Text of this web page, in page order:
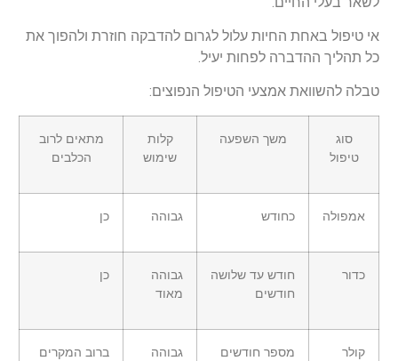
אי טיפול באחת החיות עלול לגרום להדבקה חוזרת ולהפוך את
כל תהליך ההדברה לפחות יעיל.
טבלה להשוואת אמצעי הטיפול הנפוצים:
סוג
טיפול
משך השפעה
קלות
שימוש
מתאים לרוב
הכלבים
אמפולה כחודש גבוהה כן
כדור
חודש עד שלושה
חודשים
גבוהה
מאוד
כן
קולר מספר חודשים גבוהה ברוב המקרים